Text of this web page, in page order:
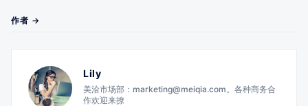
作者 →
Lily
美洽市场部：marketing@meiqia.com。各种商务合
作欢迎来撩